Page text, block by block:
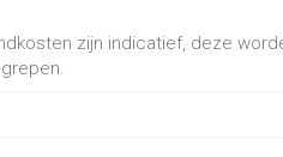
zijn indicatief, deze